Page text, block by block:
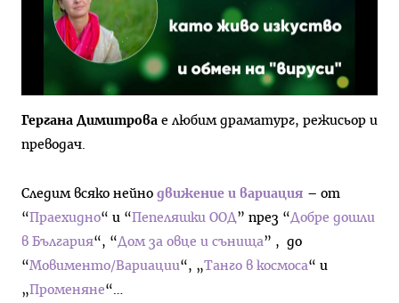
Гергана Димитрова е любим драматург, режисьор и
преводач.
Следим всяко нейно движение и вариация – от
“Праехидно“ и “Пепеляшки ООД” през “Добре дошли
в България“, “Дом за овце и сънища” , до
“Мовименто/Вариации“, „Танго в космоса“ и
„Променяне“…